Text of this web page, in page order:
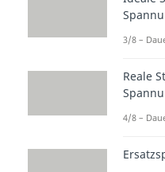
ein
von
3/8 –
Reale
4/8 –